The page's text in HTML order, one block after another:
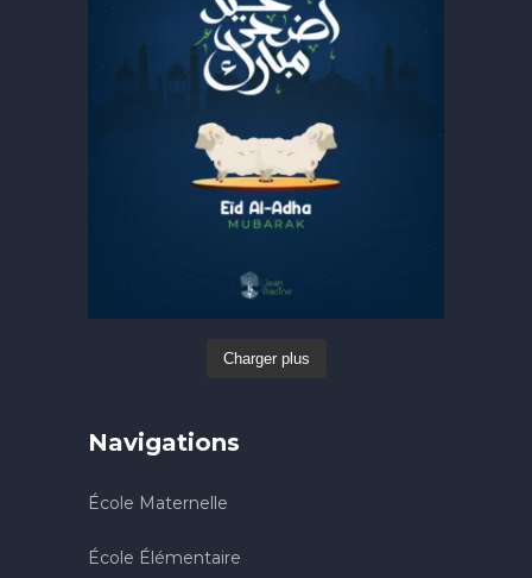
Charger plus
Navigations
École Maternelle
École Élémentaire